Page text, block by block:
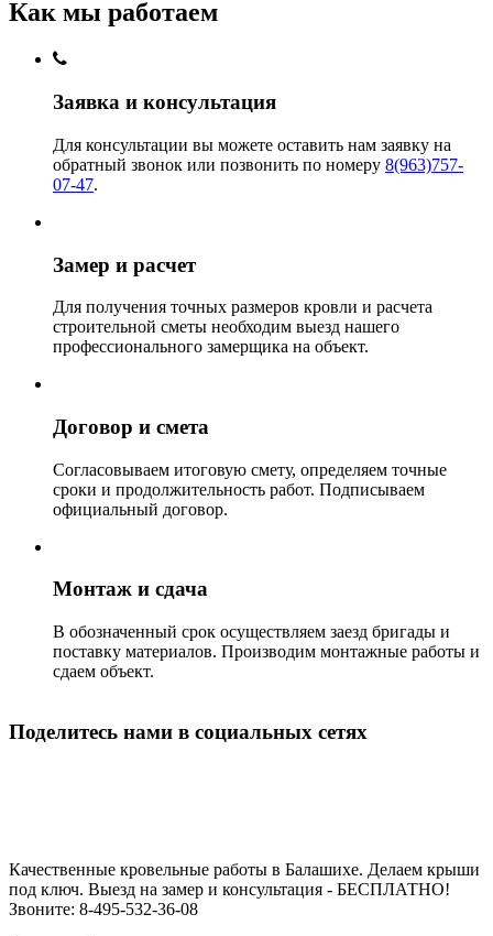
Как мы работаем
Заявка и консультация
Для консультации вы можете оставить нам заявку на
обратный звонок или позвонить по номеру 8(963)757-
07-47.
Замер и расчет
Для получения точных размеров кровли и расчета
строительной сметы необходим выезд нашего
профессионального замерщика на объект.
Договор и смета
Согласовываем итоговую смету, определяем точные
сроки и продолжительность работ. Подписываем
официальный договор.
Монтаж и сдача
В обозначенный срок осуществляем заезд бригады и
поставку материалов. Производим монтажные работы и
сдаем объект.
Поделитесь нами в социальных сетях
Качественные кровельные работы в Балашихе. Делаем крыши
под ключ. Выезд на замер и консультация - БЕСПЛАТНО!
Звоните: 8-495-532-36-08